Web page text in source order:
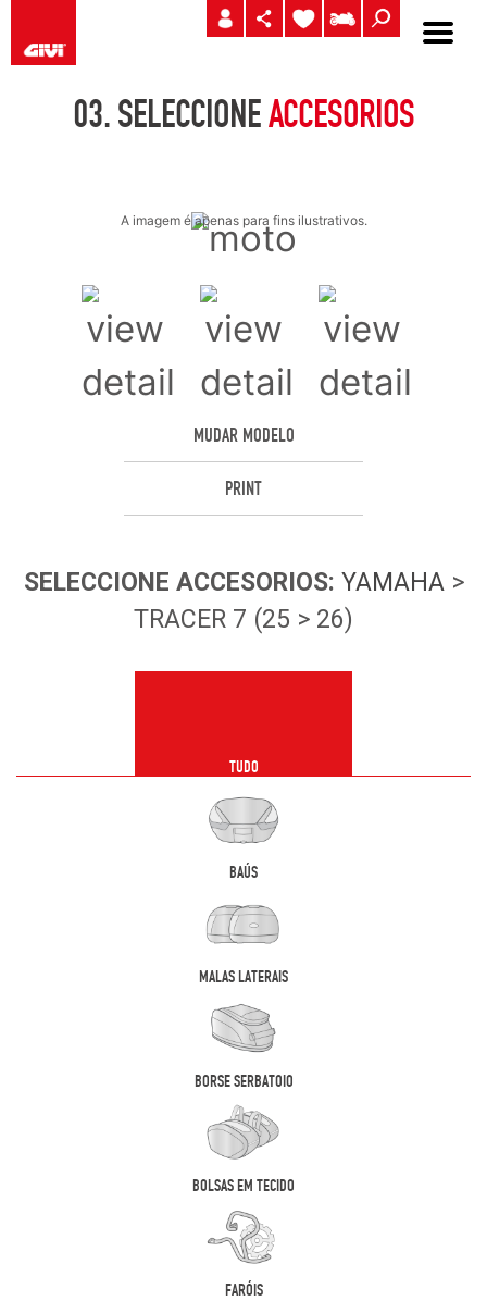
03.SELECCIONEACCESORIOS
A imagem é apenas para fins ilustrativos.
MUDAR MODELO
PRINT
SELECCIONE ACCESORIOS: YAMAHA>
TRACER 7 (25 > 26)
TUDO
BAÚS
MALAS LATERAIS
BORSE SERBATOIO
BOLSAS EM TECIDO
FARÓIS